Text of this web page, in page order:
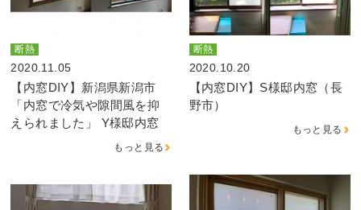
断熱
2020.11.05
【内窓DIY】新潟県新潟市
「内窓で冷気や隙間風を抑
えられました」 Y様邸内窓
もっと見る
断熱
2020.10.20
【内窓DIY】S様邸内窓（長
野市）
もっと見る